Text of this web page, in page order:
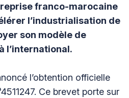
franco-marocaine
l’industrialisation de
son modèle de
l’international.
l’obtention officielle
Ce brevet porte sur